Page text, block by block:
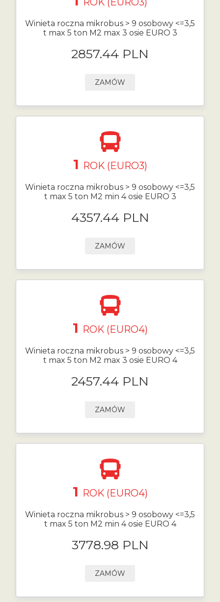
Winieta roczna mikrobus > 9 osobowy <=3,5
t max 5 ton M2 max 3 osie EURO 3
2857.44 PLN
ZAMÓW
1 ROK (EURO3)
Winieta roczna mikrobus > 9 osobowy <=3,5
t max 5 ton M2 min 4 osie EURO 3
4357.44 PLN
ZAMÓW
1 ROK (EURO4)
Winieta roczna mikrobus > 9 osobowy <=3,5
t max 5 ton M2 max 3 osie EURO 4
2457.44 PLN
ZAMÓW
1 ROK (EURO4)
Winieta roczna mikrobus > 9 osobowy <=3,5
t max 5 ton M2 min 4 osie EURO 4
3778.98 PLN
ZAMÓW